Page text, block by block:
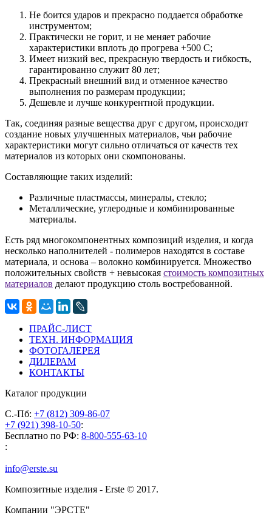
Не боится ударов и прекрасно поддается обработке
инструментом;
Практически не горит, и не меняет рабочие
характеристики вплоть до прогрева +500 С;
Имеет низкий вес, прекрасную твердость и гибкость,
гарантированно служит 80 лет;
Прекрасный внешний вид и отменное качество
выполнения по размерам продукции;
Дешевле и лучше конкурентной продукции.
Так, соединяя разные вещества друг с другом, происходит
создание новых улучшенных материалов, чьи рабочие
характеристики могут сильно отличаться от качеств тех
материалов из которых они скомпонованы.
Составляющие таких изделий:
Различные пластмассы, минералы, стекло;
Металлические, углеродные и комбинированные
материалы.
Есть ряд многокомпонентных композиций изделия, и когда
несколько наполнителей - полимеров находятся в составе
материала, и основа – волокно комбинируется. Множество
положительных свойств + невысокая стоимость композитных
материалов делают продукцию столь востребованной.
ПРАЙС-ЛИСТ
ТЕХН. ИНФОРМАЦИЯ
ФОТОГАЛЕРЕЯ
ДИЛЕРАМ
КОНТАКТЫ
Каталог продукции
С.-Пб: +7 (812) 309-86-07
+7 (921) 398-10-50:
Бесплатно по РФ: 8-800-555-63-10
:
info@erste.su
Композитные изделия - Erste © 2017.
Компании "ЭРСТЕ"